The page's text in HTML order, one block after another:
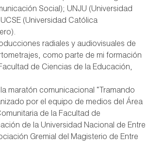
Social); UNJU (Universidad
(Universidad Católica
radiales y audiovisuales de
como parte de mi formación
de Ciencias de la Educación,
maratón comunicacional “Tramando
por el equipo de medios del Área
de la Facultad de
de la Universidad Nacional de Entre
Gremial del Magisterio de Entre